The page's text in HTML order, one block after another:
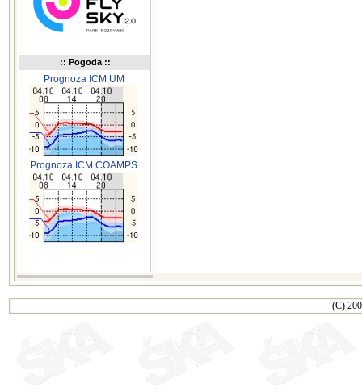
:: Pogoda ::
Prognoza ICM UM
Prognoza ICM COAMPS
(C)